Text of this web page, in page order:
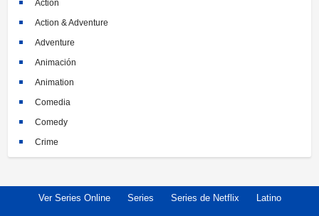
Action
Action & Adventure
Adventure
Animación
Animation
Comedia
Comedy
Crime
Documentary
Ver Series Online Series Series de Netflix Latino